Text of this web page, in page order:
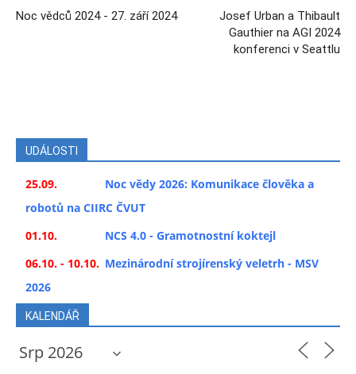
Noc vědců 2024 - 27. září 2024
Josef Urban a Thibault
Gauthier na AGI 2024
konferenci v Seattlu
UDÁLOSTI
25.09.
Noc vědy 2026: Komunikace člověka a
robotů na CIIRC ČVUT
01.10.
NCS 4.0 - Gramotnostní koktejl
06.10. - 10.10. Mezinárodní strojírenský veletrh - MSV
2026
KALENDÁŘ